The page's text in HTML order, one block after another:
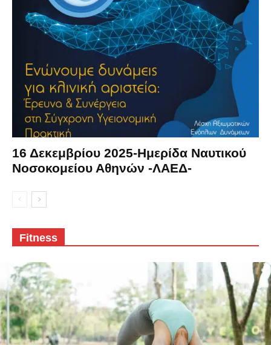
16 Δεκεμβρίου 2025-Ημερίδα Ναυτικού
Νοσοκομείου Αθηνών -ΛΑΕΔ-
Fitness